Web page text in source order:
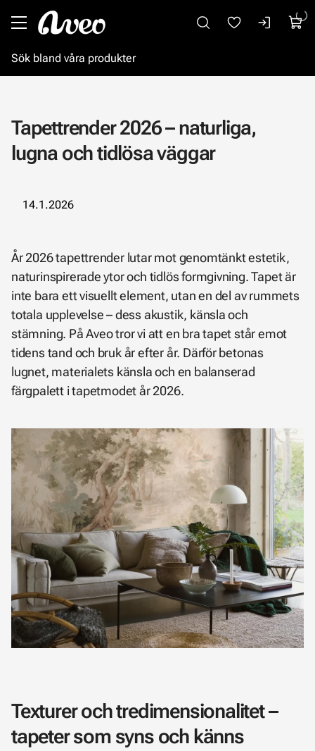
Tapettrender 2026 – naturliga,
lugna och tidlösa väggar
14.1.2026
År 2026 tapettrender lutar mot genomtänkt estetik,
naturinspirerade ytor och tidlös formgivning. Tapet är
inte bara ett visuellt element, utan en del av rummets
totala upplevelse – dess akustik, känsla och
stämning. På Aveo tror vi att en bra tapet står emot
tidens tand och bruk år efter år. Därför betonas
lugnet, materialets känsla och en balanserad
färgpalett i tapetmodet år 2026.
Texturer och tredimensionalitet –
tapeter som syns och känns